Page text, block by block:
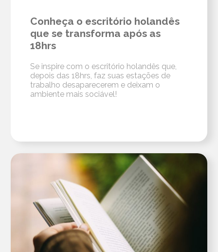
Conheça o escritório holandês
que se transforma após as
18hrs
Se inspire com o escritório holandês que,
depois das 18hrs, faz suas estações de
trabalho desaparecerem e deixam o
ambiente mais sociável!